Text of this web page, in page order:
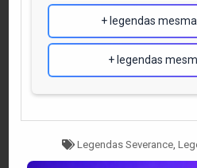
+ legendas
+ legendas
Tagged
Legendas Severance,